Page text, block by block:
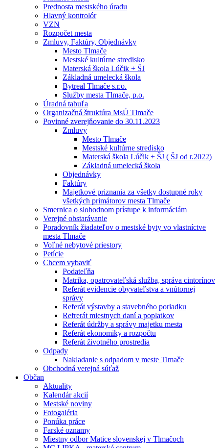
Prednosta mestského úradu
Hlavný kontrolór
VZN
Rozpočet mesta
Zmluvy, Faktúry, Objednávky
Mesto Tlmače
Mestské kultúrne stredisko
Materská škola Lúčik + ŠJ
Základná umelecká škola
Bytreal Tlmače s.r.o.
Služby mesta Tlmače, p.o.
Úradná tabuľa
Organizačná štruktúra MsÚ Tlmače
Povinné zverejňovanie do 30.11.2023
Zmluvy
Mesto Tlmače
Mestské kultúrne stredisko
Materská škola Lúčik + ŠJ ( ŠJ od r.2022)
Základná umelecká škola
Objednávky
Faktúry
Majetkové priznania za všetky dostupné roky
všetkých primátorov mesta Tlmače
Smernica o slobodnom prístupe k informáciám
Verejné obstarávanie
Poradovník žiadateľov o mestské byty vo vlastníctve
mesta Tlmače
Voľné nebytové priestory
Petície
Chcem vybaviť
Podateľňa
Matrika, opatrovateľská služba, správa cintorínov
Referát evidencie obyvateľstva a vnútornej
správy
Referát výstavby a stavebného poriadku
Refrerát miestnych daní a poplatkov
Referát údržby a správy majetku mesta
Referát ekonomiky a rozpočtu
Referát životného prostredia
Odpady
Nakladanie s odpadom v meste Tlmače
Obchodná verejná súťaž
Občan
Aktuality
Kalendár akcií
Mestské noviny
Fotogaléria
Ponúka práce
Farské oznamy
Miestny odbor Matice slovenskej v Tlmačoch